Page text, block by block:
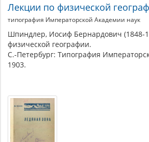
Лекции по физической
типография Императорской Академии наук
Шпиндлер, Иосиф Бернардович (1848-
физической географии.
С.-Петербург: Типография
1903.